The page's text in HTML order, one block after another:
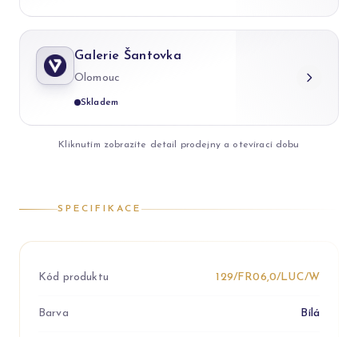
Galerie Šantovka
Olomouc
Skladem
Kliknutím zobrazíte detail prodejny a otevírací dobu
SPECIFIKACE
Kód produktu 129/FR06,0/LUC/W
Barva Bílá